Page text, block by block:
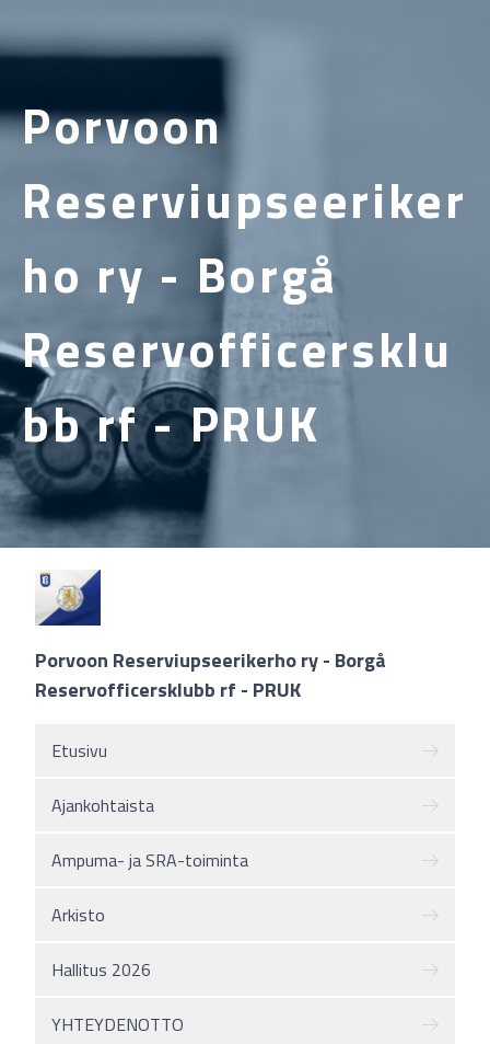
Porvoon
Reserviupseeriker
ho ry - Borgå
Reservofficersklu
bb rf - PRUK
Porvoon Reserviupseerikerho ry - Borgå
Reservofficersklubb rf - PRUK
Etusivu
Ajankohtaista
Ampuma- ja SRA-toiminta
Arkisto
Hallitus 2026
YHTEYDENOTTO